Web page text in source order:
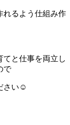
れるよう仕組み作
てと仕事を両立し
で
さい☺